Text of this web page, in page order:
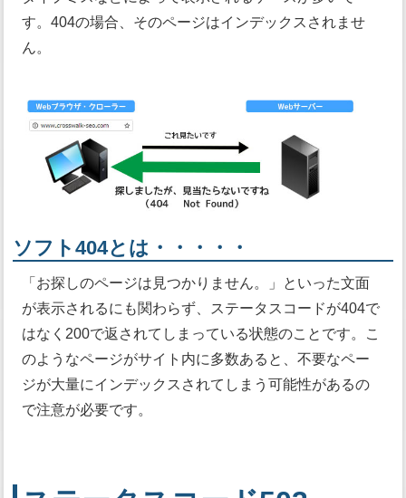
す。404の場合、そのページはインデックスされませ
ん。
ソフト404とは・・・・・
「お探しのページは見つかりません。」といった文面
が表示されるにも関わらず、ステータスコードが404で
はなく200で返されてしまっている状態のことです。こ
のようなページがサイト内に多数あると、不要なペー
ジが大量にインデックスされてしまう可能性があるの
で注意が必要です。